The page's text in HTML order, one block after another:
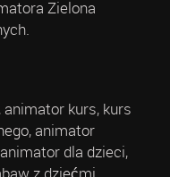
Zielona
kurs, kurs
animator
dla dzieci,
z dziećmi,